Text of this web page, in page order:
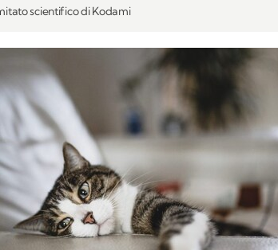
scientifico di Kodami